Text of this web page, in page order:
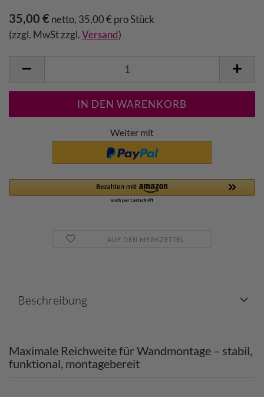
35,00 € netto, 35,00 € pro Stück
(zzgl. MwSt zzgl. Versand)
Weiter mit
AUF DEN MERKZETTEL
Beschreibung
Maximale Reichweite für Wandmontage – stabil,
funktional, montagebereit